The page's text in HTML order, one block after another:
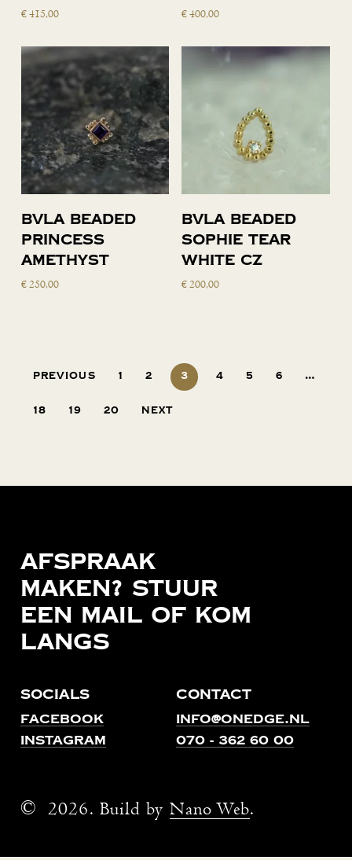
winkelwagen
€415,00 winkelwagen
€400,00
Toevoegen
aan
winkelwagen
BVLA Beaded
Princess
Amethyst
€250,00
Toevoegen
aan
winkelwagen
BVLA Beaded
Sophie Tear
white cz
€200,00
Previous 1 2 3 4 5 6 …
18 19 20 Next
Afspraak
maken? Stuur
een mail of kom
langs
Socials
Facebook
Instagram
Contact
info@onedge.nl
070 - 362 60 00
©2026. Build by Nano Web.